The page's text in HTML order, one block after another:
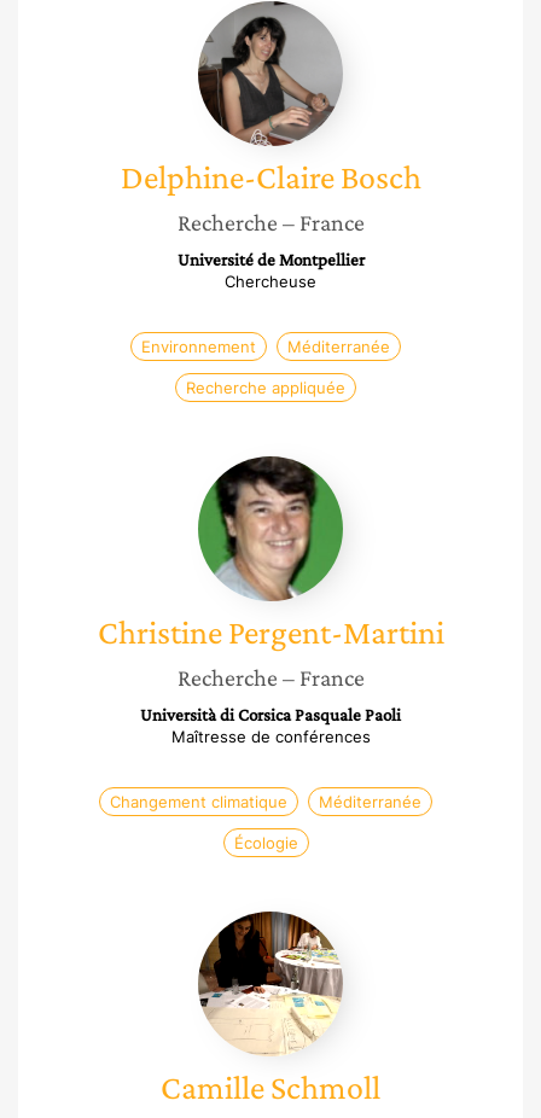
Delphine-
Claire
Bosch
Delphine-Claire Bosch
Recherche – France
Université de Montpellier
Chercheuse
Environnement Méditerranée
Recherche appliquée
Christine
Pergent-
Martini
Christine Pergent-Martini
Recherche – France
Università di Corsica Pasquale Paoli
Maîtresse de conférences
Changement climatique Méditerranée
Écologie
Camille
Schmoll
CamilleSchmoll